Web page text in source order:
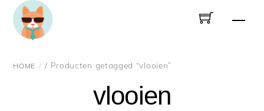
Skip
content
HOME / Producten getagged “vlooien”
vlooien